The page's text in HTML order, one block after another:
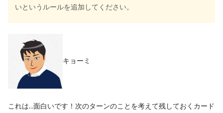
いというルールを追加してください。
キョーミ
これは…面白いです！次のターンのことを考えて残しておくカード